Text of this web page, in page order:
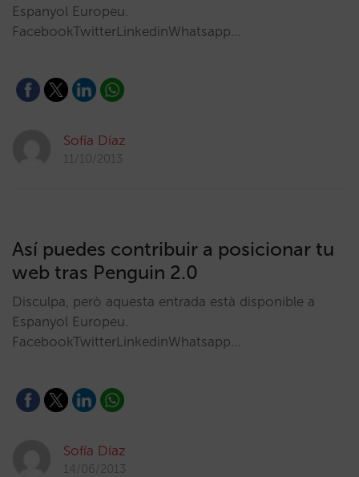
Espanyol Europeu.
FacebookTwitterLinkedinWhatsapp…
Sofía Díaz
11/10/2013
Así puedes contribuir a posicionar tu
web tras Penguin 2.0
Disculpa, però aquesta entrada està disponible a
Espanyol Europeu.
FacebookTwitterLinkedinWhatsapp…
Sofía Díaz
14/06/2013